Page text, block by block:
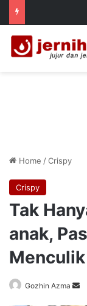
Home /Crispy
Crispy
Tak
anak,
Menculik
Gozhin Azma